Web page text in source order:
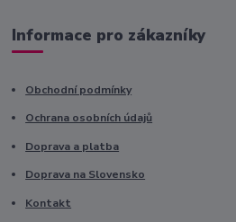
Informace pro zákazníky
Obchodní podmínky
Ochrana osobních údajů
Doprava a platba
Doprava na Slovensko
Kontakt